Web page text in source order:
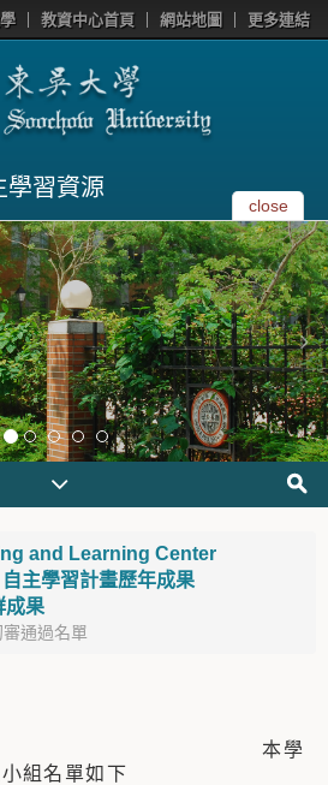
教資中心首頁 網站地圖 更多連結
學習資源
close
and Learning Center
自主學習計畫歷年成果
成果
通過名單
本學
組名單如下